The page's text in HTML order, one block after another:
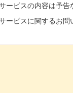
ービスの内容は予告
ービスに関するお問